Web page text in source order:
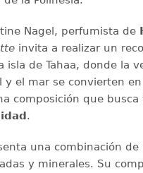
Nagel, perfumista de
invita a realizar un
isla de Tahaa, donde la
y el mar se convierten
composición que
.
una combinación de
y minerales. Su